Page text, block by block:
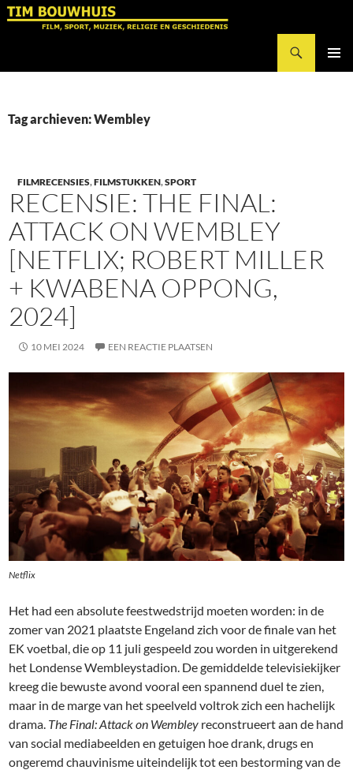
Ga
Tag archieven: Wembley
FILMRECENSIES,FILMSTUKKEN,SPORT
RECENSIE: THE FINAL:
ATTACK ON WEMBLEY
[NETFLIX; ROBERT MILLER
+ KWABENA OPPONG,
2024]
10 MEI 2024 EEN REACTIE PLAATSEN
Netflix
Het had een absolute feestwedstrijd moeten worden: in de
zomer van 2021 plaatste Engeland zich voor de finale van het
EK voetbal, die op 11 juli gespeeld zou worden in uitgerekend
het Londense Wembleystadion. De gemiddelde televisiekijker
kreeg die bewuste avond vooral een spannend duel te zien,
maar in de marge van het speelveld voltrok zich een hachelijk
drama. The Final: Attack on Wembley reconstrueert aan de hand
van social mediabeelden en getuigen hoe drank, drugs en
ongeremd chauvinisme uiteindelijk tot een bestorming van de